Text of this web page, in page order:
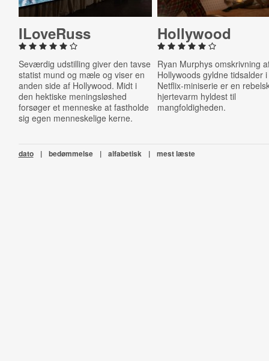
ILoveRuss
Seværdig udstilling giver den tavse
statist mund og mæle og viser en
anden side af Hollywood. Midt i
den hektiske meningsløshed
forsøger et menneske at fastholde
sig egen menneskelige kerne.
Hollywood
Ryan Murphys omskrivning
Hollywoods gyldne tidsalder i
Netflix-miniserie er en
hjertevarm hyldest til
mangfoldigheden.
dato | bedømmelse | alfabetisk | mest læste